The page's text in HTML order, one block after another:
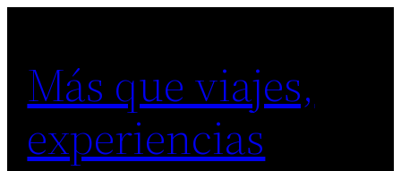
contenido
Más que viajes,
experiencias